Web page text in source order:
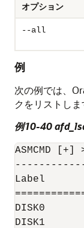
オプション
--all
例
次の例では、
クをリストしま
例10-40
ASMCMD
Label
DISK0
DISK1